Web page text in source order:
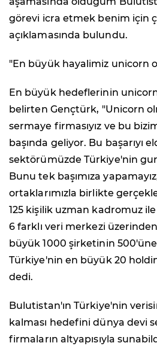
görevi icra etmek benim için
açıklamasında bulundu.
"En büyük hayalimiz unicorn
En büyük hedeflerinin
belirten Gençtürk, "Unicorn
sermaye firmasıyız ve bu
başında geliyor. Bu başarıyı
sektörümüzde Türkiye'nin
Bunu tek başımıza
ortaklarımızla birlikte
125 kişilik uzman kadromuz
6 farklı veri merkezi
büyük 1000 şirketinin
Türkiye'nin en büyük 20
dedi.
Bulutistan'ın Türkiye'nin
kalması hedefini dünya devi
firmaların altyapısıyla